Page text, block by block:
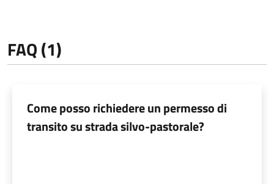
FAQ (1)
Come posso richiedere un permesso di
transito su strada silvo-pastorale?